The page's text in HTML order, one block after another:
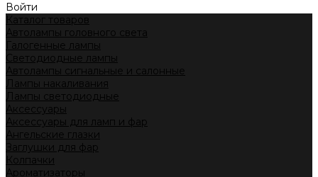
Войти
Каталог товаров
Автолампы головного света
Галогенные лампы
Светодиодные лампы
Автолампы сигнальные и салонные
Лампы накаливания
Лампы светодиодные
Аксессуары
Аксессуары для ламп и фар
Ангельские глазки
Заглушки для фар
Колпачки
Ароматизаторы